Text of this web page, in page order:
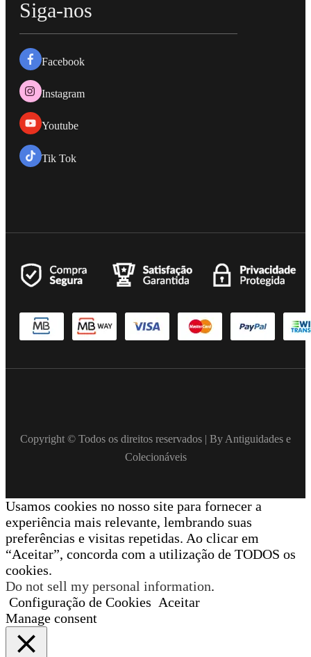
Siga-nos
Facebook
Instagram
Youtube
Tik Tok
Copyright © Todos os direitos reservados | By Antiguidades e
Colecionáveis
Usamos cookies no nosso site para fornecer a
experiência mais relevante, lembrando suas
preferências e visitas repetidas. Ao clicar em
“Aceitar”, concorda com a utilização de TODOS os
cookies.
Do not sell my personal information.
Configuração de Cookies Aceitar
Manage consent